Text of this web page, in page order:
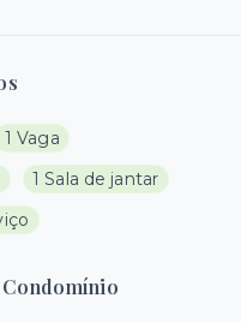
1 Vaga
1 Sala de jantar